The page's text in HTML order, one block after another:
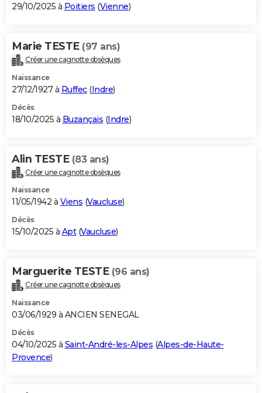
29/10/2025 à Poitiers (Vienne)
Marie TESTE (97 ans)
Créer une cagnotte obsèques
Naissance
27/12/1927 à Ruffec(Indre)
Décès
18/10/2025 à Buzançais (Indre)
Alin TESTE (83 ans)
Créer une cagnotte obsèques
Naissance
11/05/1942 à Viens (Vaucluse)
Décès
15/10/2025 à Apt(Vaucluse)
Marguerite TESTE (96 ans)
Créer une cagnotte obsèques
Naissance
03/06/1929 à ANCIEN SENEGAL
Décès
04/10/2025 à Saint-André-les-Alpes (Alpes-de-Haute-
Provence)